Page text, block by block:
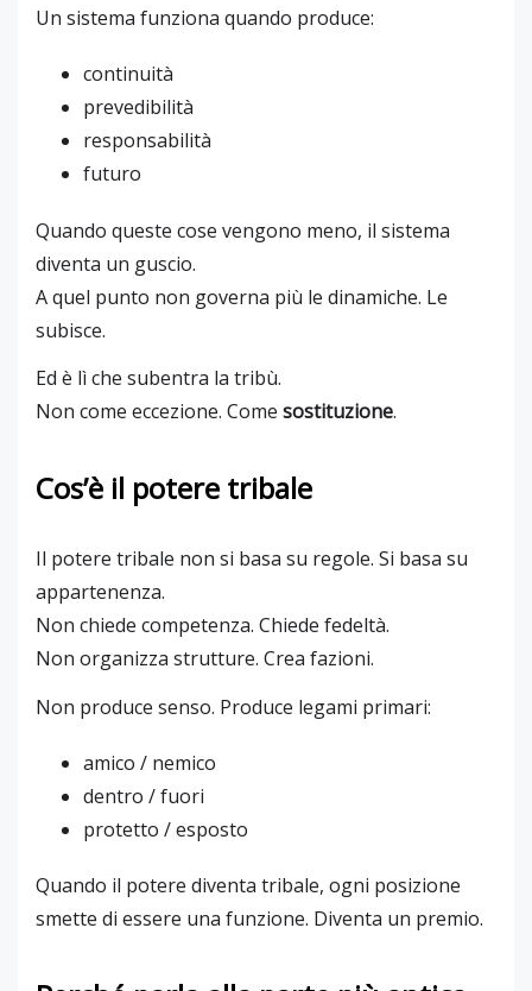
Un sistema funziona quando produce:
continuità
prevedibilità
responsabilità
futuro
Quando queste cose vengono meno, il sistema
diventa un guscio.
A quel punto non governa più le dinamiche. Le
subisce.
Ed è lì che subentra la tribù.
Non come eccezione. Come sostituzione.
Cos’è il potere tribale
Il potere tribale non si basa su regole. Si basa su
appartenenza.
Non chiede competenza. Chiede fedeltà.
Non organizza strutture. Crea fazioni.
Non produce senso. Produce legami primari:
amico / nemico
dentro / fuori
protetto / esposto
Quando il potere diventa tribale, ogni posizione
smette di essere una funzione. Diventa un premio.